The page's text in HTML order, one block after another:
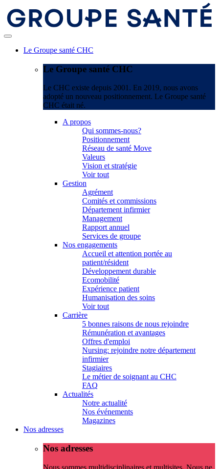
Le Groupe santé CHC
Le Groupe santé CHC
Le CHC existe depuis 2001. En 2019, nous avons
adopté un nouveau positionnement. Le Groupe santé
CHC était né.
A propos
Qui sommes-nous?
Positionnement
Réseau de santé Move
Valeurs
Vision et stratégie
Voir tout
Gestion
Agrément
Comités et commissions
Département infirmier
Management
Rapport annuel
Services de groupe
Nos engagements
Accueil et attention portée au
patient/résident
Développement durable
Ecomobilité
Expérience patient
Humanisation des soins
Voir tout
Carrière
5 bonnes raisons de nous rejoindre
Rémunération et avantages
Offres d'emploi
Nursing: rejoindre notre département
infirmier
Stagiaires
Le métier de soignant au CHC
FAQ
Actualités
Notre actualité
Nos événements
Magazines
Nos adresses
Nos adresses
Nous sommes multidisciplinaires et multisites. Nous ne